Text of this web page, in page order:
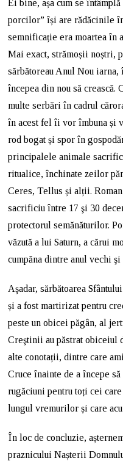
Ei bine, așa cum se
porcilor” își are rădăcinile
semnificație era moartea în
Mai exact, strămoșii noștri,
sărbătoreau Anul Nou
începea din nou să crească.
multe serbări în cadrul
în acest fel îi vor îmbuna și
rod bogat și spor în
principalele animale
ritualice, închinate zeilor
Ceres, Tellus și alții.
sacrificiu între 17 şi 30
protectorul semănăturilor.
văzută a lui Saturn, a cărui
cumpăna dintre anul vechi şi
Aşadar, sărbătoarea
și a fost martirizat pentru
peste un obicei păgân, al
Creştinii au păstrat obiceiul
alte conotații, dintre care
Cruce înainte de a începe
rugăciuni pentru toți cei
lungul vremurilor și care
În loc de concluzie,
praznicului Nașterii